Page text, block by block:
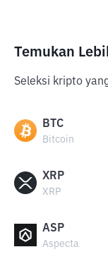
Temukan
Seleksi kripto
BTC
Bitcoin
XRP
XRP
ASP
Aspecta